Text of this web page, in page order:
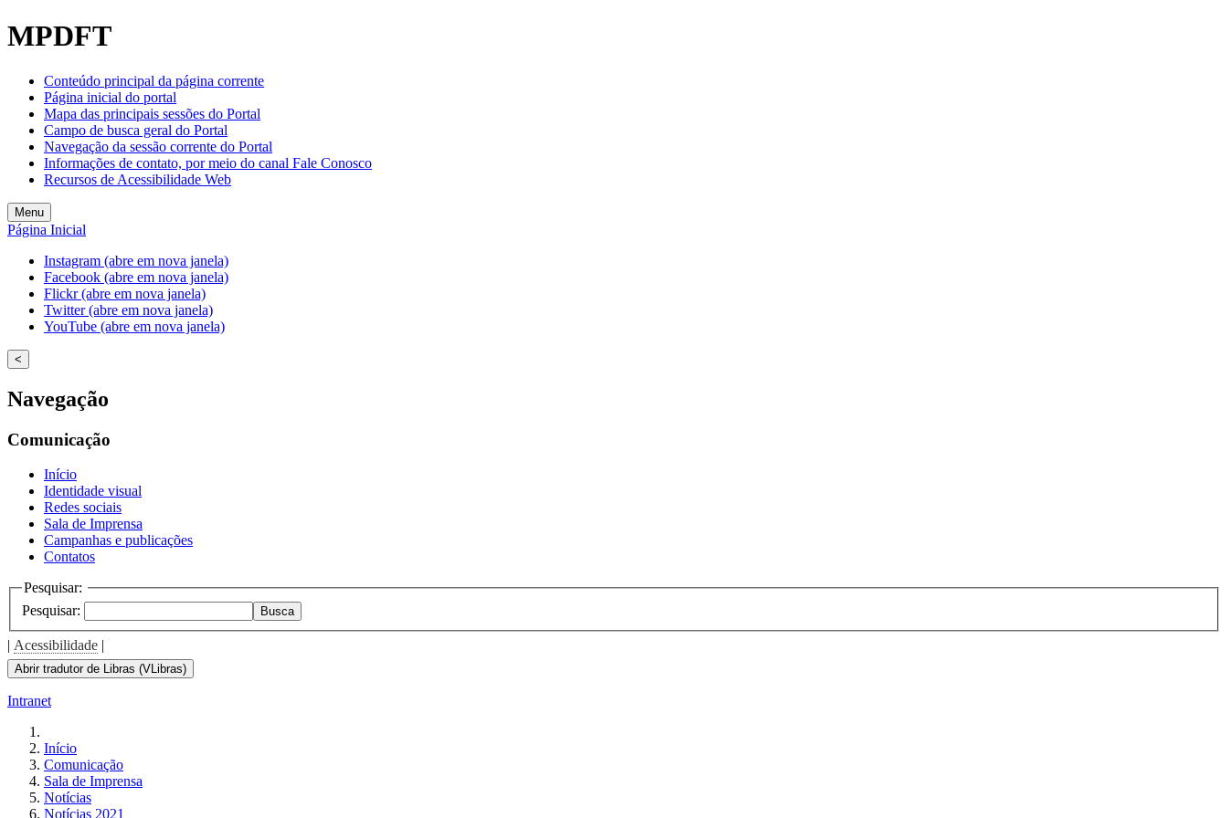
MPDFT
Conteúdo principal da página corrente
Página inicial do portal
Mapa das principais sessões do Portal
Campo de busca geral do Portal
Navegação da sessão corrente do Portal
Informações de contato, por meio do canal Fale Conosco
Recursos de Acessibilidade Web
Menu
Página Inicial
Instagram (abre em nova janela)
Facebook (abre em nova janela)
Flickr (abre em nova janela)
Twitter (abre em nova janela)
YouTube (abre em nova janela)
<
Navegação
Comunicação
Início
Identidade visual
Redes sociais
Sala de Imprensa
Campanhas e publicações
Contatos
Pesquisar:
Pesquisar:
Busca
| Acessibilidade |
Abrir tradutor de Libras (VLibras)
Intranet
Início
Comunicação
Sala de Imprensa
Notícias
Notícias 2021